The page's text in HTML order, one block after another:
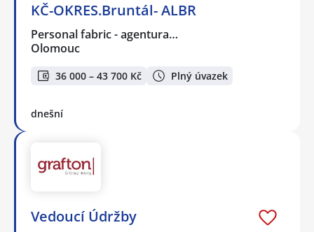
KČ-OKRES.Bruntál- ALBR
Personal fabric - agentura…
Olomouc
36 000 – 43 700 Kč Plný úvazek
dnešní
Vedoucí Údržby